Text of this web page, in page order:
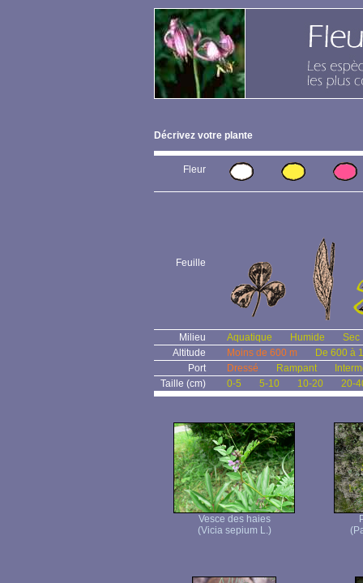
Décrivez votre plante
Fleur
Feuille
Milieu Aquatique Humide
Sec
Altitude
Moins de 600 m
De 600 à
Port
Dressé Rampant
Taille (cm)
0-5 5-10 10-20 20-
Vesce des haies
(Vicia sepium L.)